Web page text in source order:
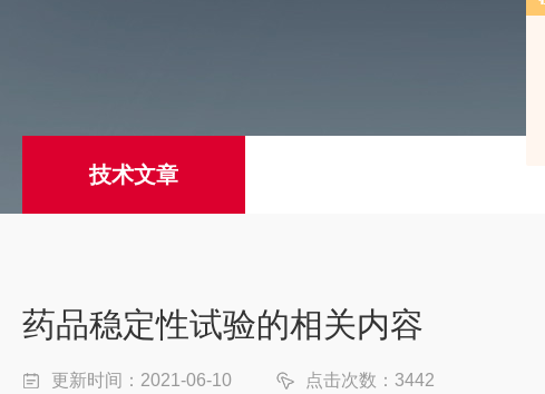
技术文章
药品稳定性试验的相关内容
更新时间：2021-06-10 点击次数：3442